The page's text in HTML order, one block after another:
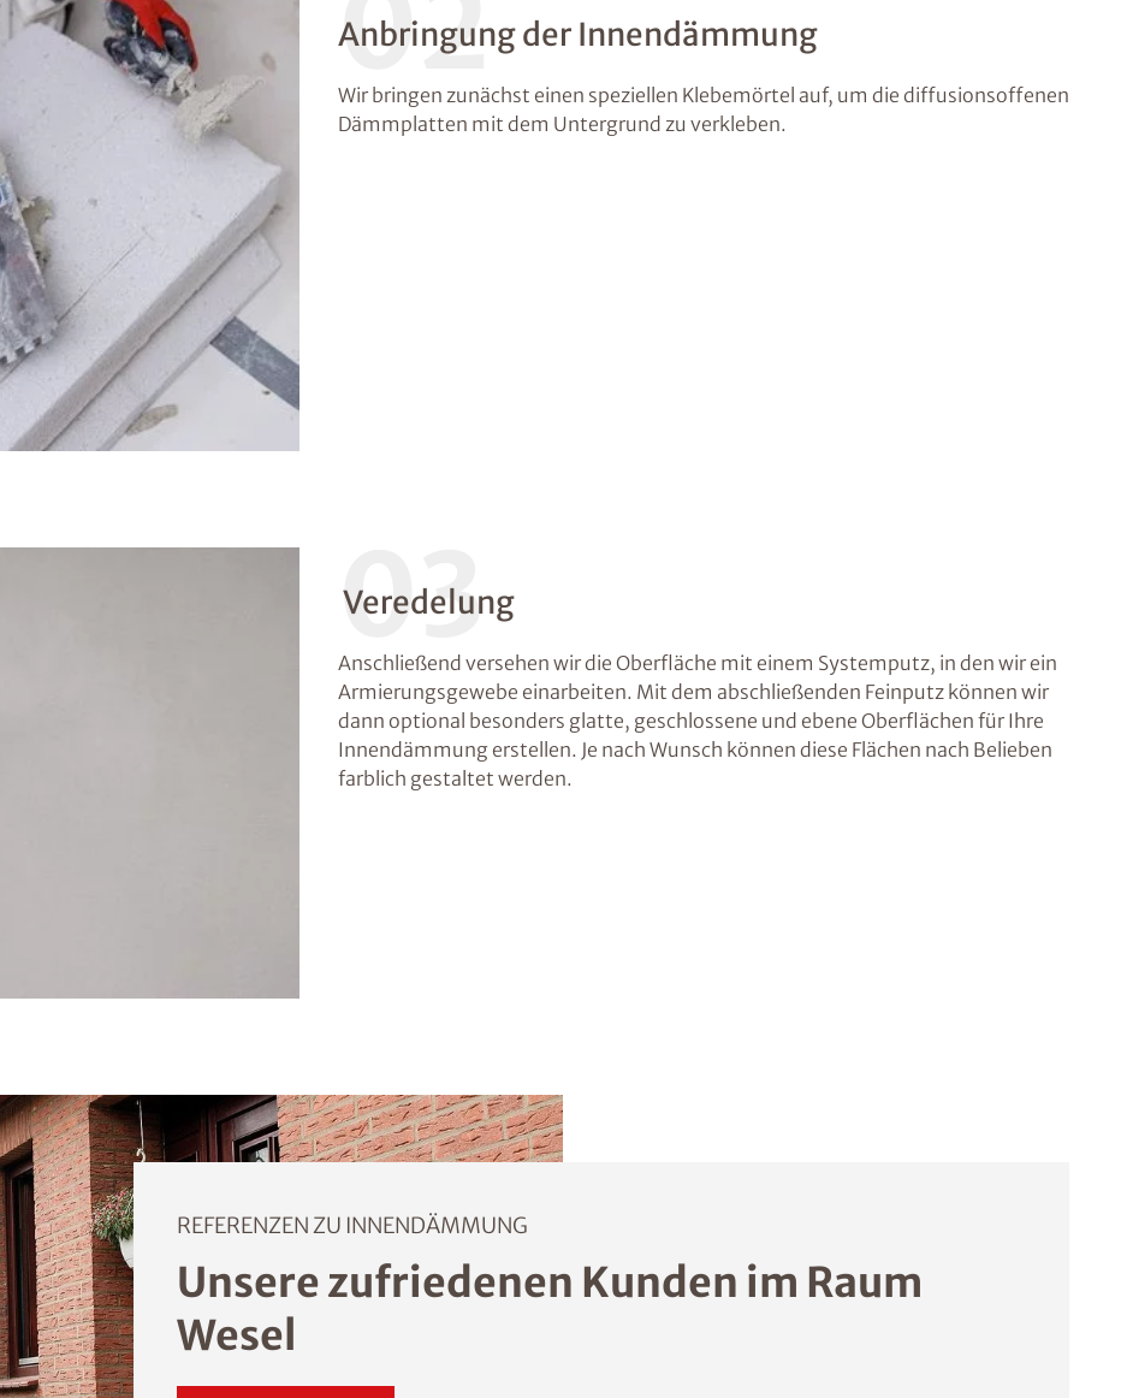
Anbringung der Innendämmung
Wir bringen zunächst einen speziellen Klebemörtel auf, um die diffusionsoffenen
Dämmplatten mit dem Untergrund zu verkleben.
03
Veredelung
Anschließend versehen wir die Oberfläche mit einem Systemputz, in den wir ein
Armierungsgewebe einarbeiten. Mit dem abschließenden Feinputz können wir
dann optional besonders glatte, geschlossene und ebene Oberflächen für Ihre
Innendämmung erstellen. Je nach Wunsch können diese Flächen nach Belieben
farblich gestaltet werden.
REFERENZEN ZU INNENDÄMMUNG
Unsere zufriedenen Kunden im Raum
Wesel